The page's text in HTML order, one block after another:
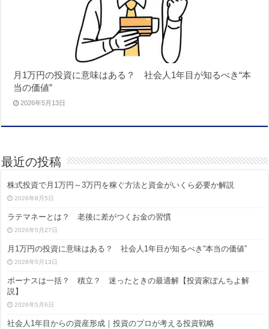
月1万円の投資に意味はある？ 社会人1年目が知るべき“本
当の価値”
2026年5月13日
最近の投稿
株式投資で月1万円～3万円を稼ぐ方法と資金がいくら必要か解説
2026年8月5日
ラテマネーとは？ 老後に差がつくお金の習慣
2026年5月27日
月1万円の投資に意味はある？ 社会人1年目が知るべき“本当の価値”
2026年5月13日
ボーナスは一括？ 積立？ 迷ったときの最適解【投資家ぽんちよ解
説】
2026年5月6日
社会人1年目からの資産形成｜投資のプロが考える投資戦略